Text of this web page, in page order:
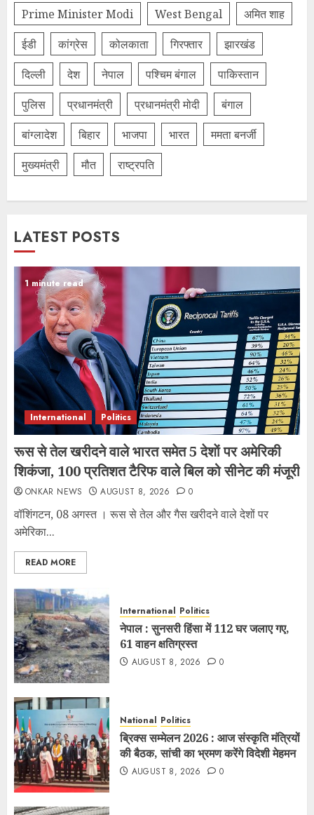
Prime Minister Modi West Bengal
अमित शाह
ईडी
कांग्रेस कोलकाता गिरफ्तार
झारखंड
दिल्‍ली
देश नेपाल पश्चिम बंगाल
पाकिस्तान
पुलिस
प्रधानमंत्री प्रधानमंत्री मोदी
बंगाल
बांग्लादेश
बिहार भाजपा भारत
ममता बनर्जी
मुख्यमंत्री
मौत राष्ट्रपति
LATEST POSTS
1 minute read
International Politics
रूस से तेल खरीदने वाले भारत समेत 5 देशाें पर अमेरिकी
शिकंजा, 100 प्रतिशत टैरिफ वाले बिल को सीनेट की मंजूरी
ONKAR NEWS AUGUST 8, 2026 0
वॉशिंगटन, 08 अगस्त । रूस से तेल और गैस खरीदने वाले देशों पर
अमेरिका...
READ MORE
International Politics
नेपाल : सुनसरी हिंसा में 112 घर जलाए गए,
61 वाहन क्षतिग्रस्त
AUGUST 8, 2026 0
National Politics
ब्रिक्स सम्मेलन 2026 : आज संस्कृति मंत्रियों
की बैठक, सांची का भ्रमण करेंगे विदेशी मेहमन
AUGUST 8, 2026 0